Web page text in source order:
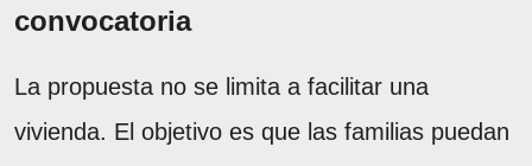
convocatoria
La propuesta no se limita a facilitar una
vivienda. El objetivo es que las familias puedan